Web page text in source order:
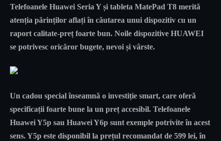
Telefoanele Huawei Seria Y și tableta MatePad T8 merită
atenția părinților aflați în căutarea unui dispozitiv cu un
raport calitate-preț foarte bun. Noile dispozitive HUAWEI
se potrivesc oricăror bugete, nevoi și vârste.
Un cadou special înseamnă o investiție smart, care oferă
specificații foarte bune la un preț accesibil. Telefoanele
Huawei Y5p sau Huawei Y6p sunt exemple potrivite în acest
sens. Y5p este disponibil la prețul recomandat de 599 lei, în